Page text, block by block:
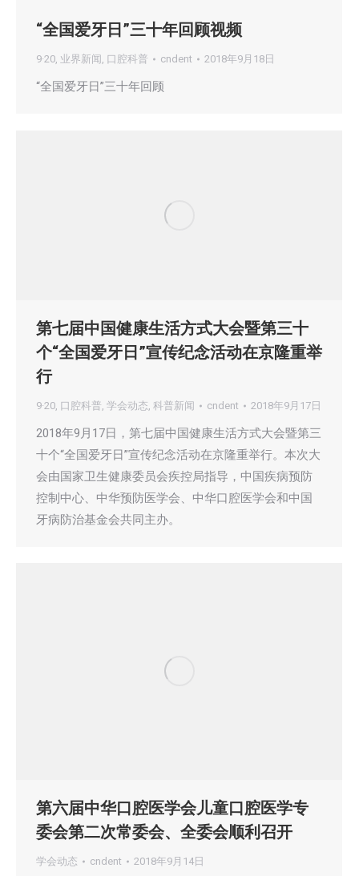
“全国爱牙日”三十年回顾视频
9·20, 业界新闻 , 口腔科普 cndent 2018年9月18日
“全国爱牙日”三十年回顾
第七届中国健康生活方式大会暨第三十
个“全国爱牙日”宣传纪念活动在京隆重举
行
9·20, 口腔科普, 学会动态, 科普新闻 cndent 2018年9月17日
2018年9月17日，第七届中国健康生活方式大会暨第三
十个“全国爱牙日”宣传纪念活动在京隆重举行。本次大
会由国家卫生健康委员会疾控局指导，中国疾病预防
控制中心、中华预防医学会、中华口腔医学会和中国
牙病防治基金会共同主办。
第六届中华口腔医学会儿童口腔医学专
委会第二次常委会、全委会顺利召开
学会动态 cndent 2018年9月14日